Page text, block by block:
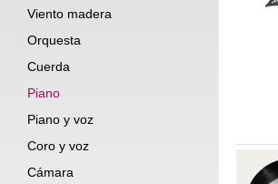
Viento madera
Orquesta
Cuerda
Piano
Piano y voz
Coro y voz
Cámara